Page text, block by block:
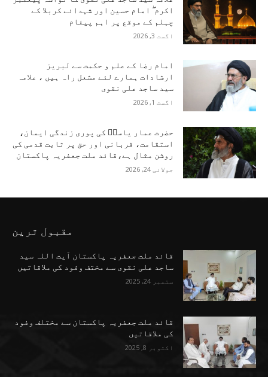
اکرم ۖ امام حسین اور شہدائے کربلا کے
چہلم کے موقع پر اہم پیغام
اگست 3, 2026
امام رضا کے علم و حکمت سے لبریز
ارشادات ہمارے لئے مشعل راہ ہیں ، علامہ
سید ساجد علی نقوی
اگست 1, 2026
حضرت عمار یاسرؑ کی پوری زندگی ایمان،
استقامت، قربانی اور حق پر ثابت قدمی کی
روشن مثال ہے،قائد ملت جعفریہ پاکستان
جولائی 24, 2026
مقبول ترین
قائد ملت جعفریہ پاکستان آیت اللہ سید
ساجد علی نقوی سے مختف وفود کی ملاقاتیں
ستمبر 24, 2025
قائد ملت جعفریہ پاکستان سے مختلف وفود
کی ملاقاتیں
اکتوبر 8, 2025